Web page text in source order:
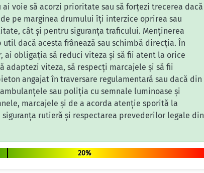
voie să acorzi prioritate sau să forțezi trecerea dacă
pe marginea drumului îți interzice oprirea sau
cât și pentru siguranța traficului. Menținerea
dacă acesta frânează sau schimbă direcția. În
obligația să reduci viteza și să fii atent la orice
viteza, să respecți marcajele și să fii
angajat în traversare regulamentară sau dacă din
sau poliția cu semnale luminoase și
marcajele și de a acorda atenție sporită la
rutieră și respectarea prevederilor legale din
20%